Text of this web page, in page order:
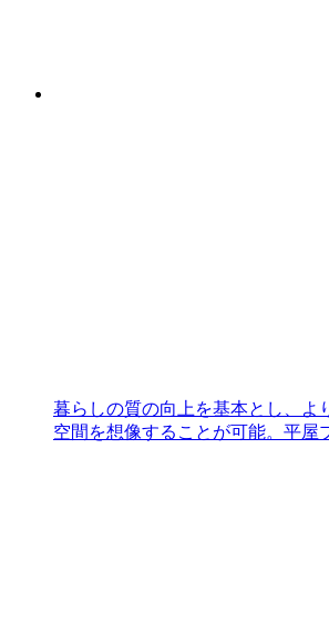
暮らしの質の向上を基本とし、よ
空間を想像することが可能。平屋